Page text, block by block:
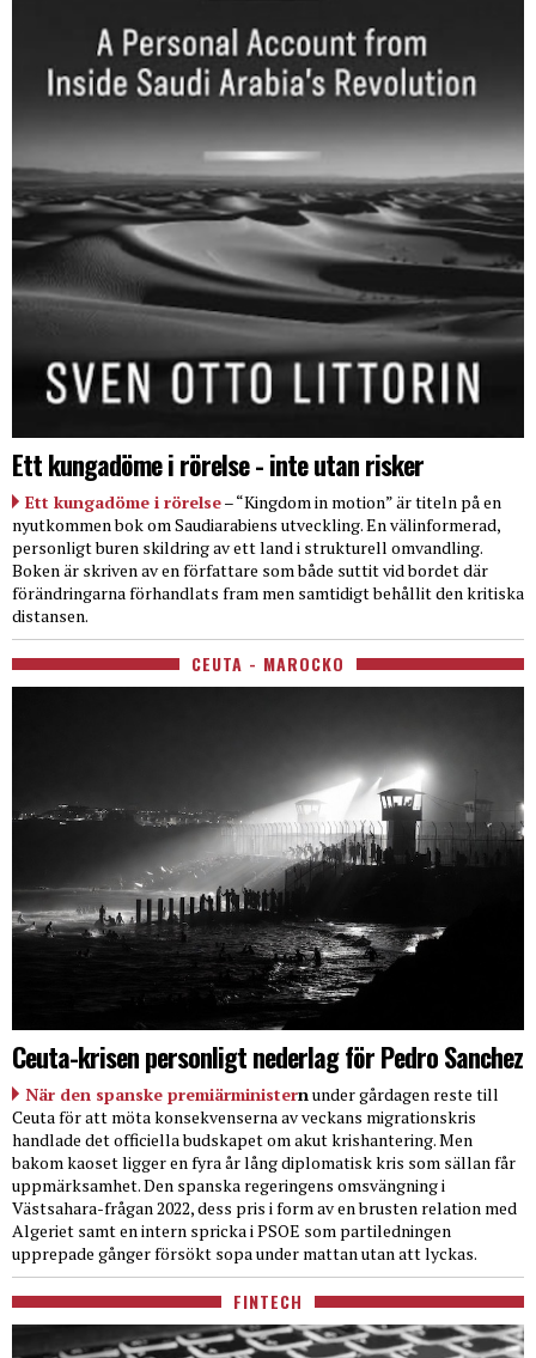
Ett kungadöme i rörelse - inte utan risker
Ett kungadöme i rörelse– “Kingdom in motion” är titeln på en
nyutkommen bok om Saudiarabiens utveckling. En välinformerad,
personligt buren skildring av ett land i strukturell omvandling.
Boken är skriven av en författare som både suttit vid bordet där
förändringarna förhandlats fram men samtidigt behållit den kritiska
distansen.
CEUTA - MAROCKO
Ceuta-krisen personligt nederlag för Pedro Sanchez
När den spanske premiärministernunder gårdagen reste till
Ceuta för att möta konsekvenserna av veckans migrationskris
handlade det officiella budskapet om akut krishantering. Men
bakom kaoset ligger en fyra år lång diplomatisk kris som sällan får
uppmärksamhet. Den spanska regeringens omsvängning i
Västsahara-frågan 2022, dess pris i form av en brusten relation med
Algeriet samt en intern spricka i PSOE som partiledningen
upprepade gånger försökt sopa under mattan utan att lyckas.
FINTECH